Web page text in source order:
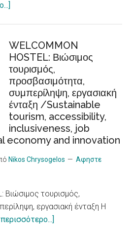
καύσωνα
προκαλούν
αυξημένο
κίνδυνο
για
καρδιακά
προβλήματα,
δείχνει
νέα
έρευνα/
an
Increased
Risk
WELCOMMON
HOSTEL: Βιώσιμος
τουρισμός,
προσβασιμότητα,
συμπερίληψη, εργασιακή
ένταξη /Sustainable
tourism, accessibility,
inclusiveness, job
economy and innovation
Nikos Chrysogelos
Αφηστε
Βιώσιμος τουρισμός,
εργασιακή ένταξη Η